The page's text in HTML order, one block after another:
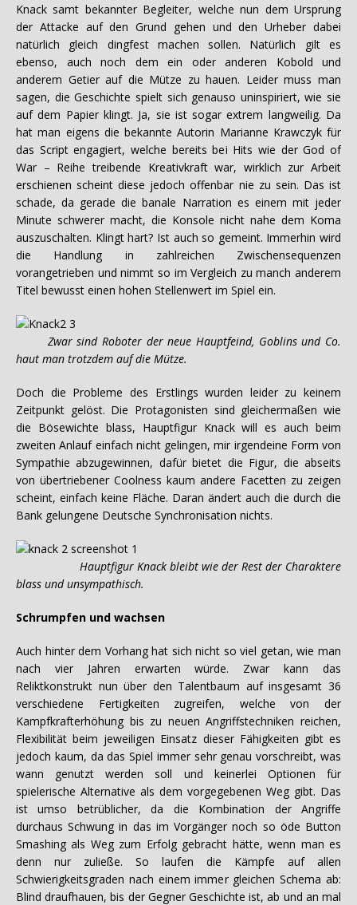
Knack samt bekannter Begleiter, welche nun dem Ursprung
der Attacke auf den Grund gehen und den Urheber dabei
natürlich gleich dingfest machen sollen. Natürlich gilt es
ebenso, auch noch dem ein oder anderen Kobold und
anderem Getier auf die Mütze zu hauen. Leider muss man
sagen, die Geschichte spielt sich genauso uninspiriert, wie sie
auf dem Papier klingt. Ja, sie ist sogar extrem langweilig. Da
hat man eigens die bekannte Autorin Marianne Krawczyk für
das Script engagiert, welche bereits bei Hits wie der God of
War – Reihe treibende Kreativkraft war, wirklich zur Arbeit
erschienen scheint diese jedoch offenbar nie zu sein. Das ist
schade, da gerade die banale Narration es einem mit jeder
Minute schwerer macht, die Konsole nicht nahe dem Koma
auszuschalten. Klingt hart? Ist auch so gemeint. Immerhin wird
die Handlung in zahlreichen Zwischensequenzen
vorangetrieben und nimmt so im Vergleich zu manch anderem
Titel bewusst einen hohen Stellenwert im Spiel ein.
Zwar sind Roboter der neue Hauptfeind, Goblins und Co.
haut man trotzdem auf die Mütze.
Doch die Probleme des Erstlings wurden leider zu keinem
Zeitpunkt gelöst. Die Protagonisten sind gleichermaßen wie
die Bösewichte blass, Hauptfigur Knack will es auch beim
zweiten Anlauf einfach nicht gelingen, mir irgendeine Form von
Sympathie abzugewinnen, dafür bietet die Figur, die abseits
von übertriebener Coolness kaum andere Facetten zu zeigen
scheint, einfach keine Fläche. Daran ändert auch die durch die
Bank gelungene Deutsche Synchronisation nichts.
Hauptfigur Knack bleibt wie der Rest der Charaktere
blass und unsympathisch.
Schrumpfen und wachsen
Auch hinter dem Vorhang hat sich nicht so viel getan, wie man
nach vier Jahren erwarten würde. Zwar kann das
Reliktkonstrukt nun über den Talentbaum auf insgesamt 36
verschiedene Fertigkeiten zugreifen, welche von der
Kampfkrafterhöhung bis zu neuen Angriffstechniken reichen,
Flexibilität beim jeweiligen Einsatz dieser Fähigkeiten gibt es
jedoch kaum, da das Spiel immer sehr genau vorschreibt, was
wann genutzt werden soll und keinerlei Optionen für
spielerische Alternative als dem vorgegebenen Weg gibt. Das
ist umso betrüblicher, da die Kombination der Angriffe
durchaus Schwung in das im Vorgänger noch so öde Button
Smashing als Weg zum Erfolg gebracht hätte, wenn man es
denn nur zuließe. So laufen die Kämpfe auf allen
Schwierigkeitsgraden nach einem immer gleichen Schema ab:
Blind draufhauen, bis der Gegner Geschichte ist, ab und an mal